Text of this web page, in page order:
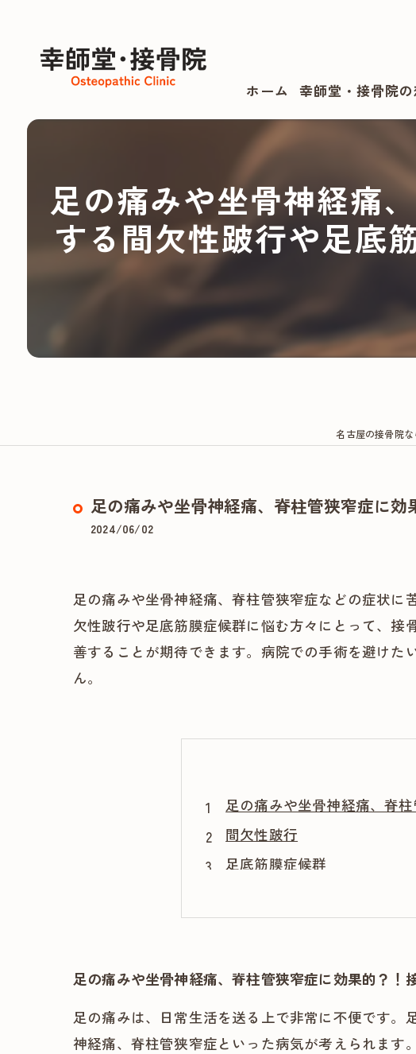
ホーム 幸師堂・接骨院
足の痛みや坐骨神経痛
する間欠性跛行や足
名古屋の接骨院
足の痛みや坐骨神経痛、脊柱管狭窄症に
2024/06/02
足の痛みや坐骨神経痛、脊柱管狭窄症などの症状
欠性跛行や足底筋膜症候群に悩む方々にとって、
善することが期待できます。病院での手術を避け
ん。
足の痛みや坐骨神経痛、脊
間欠性跛行
足底筋膜症候群
脊柱管狭窄症
足の痛みや坐骨神経痛、脊柱管狭窄症に効果的？
足の痛みは、日常生活を送る上で非常に不便です
神経痛、脊柱管狭窄症といった病気が考えられます